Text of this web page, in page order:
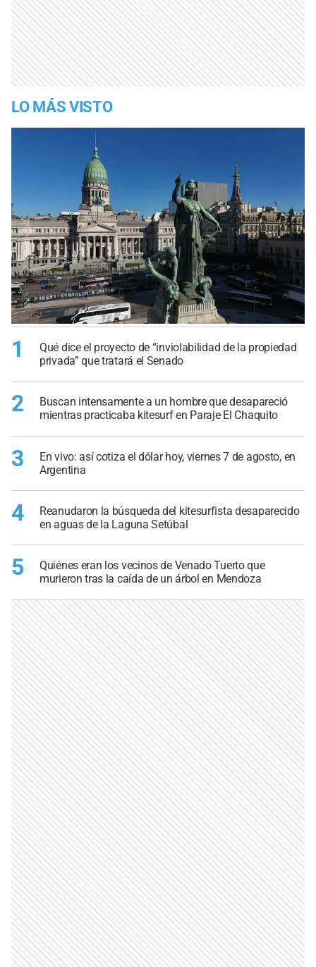
LO MÁS VISTO
1
Qué dice el proyecto de “inviolabilidad de la propiedad
privada” que tratará el Senado
2
Buscan intensamente a un hombre que desapareció
mientras practicaba kitesurf en Paraje El Chaquito
3
En vivo: así cotiza el dólar hoy, viernes 7 de agosto, en
Argentina
4
Reanudaron la búsqueda del kitesurfista desaparecido
en aguas de la Laguna Setúbal
5
Quiénes eran los vecinos de Venado Tuerto que
murieron tras la caída de un árbol en Mendoza